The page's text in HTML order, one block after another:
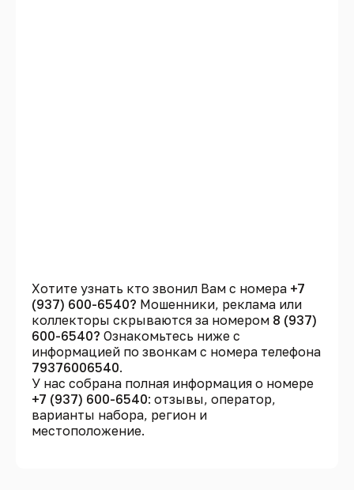
Хотите узнать кто звонил Вам с номера +7
(937) 600-6540? Мошенники, реклама или
коллекторы скрываются за номером 8 (937)
600-6540? Ознакомьтесь ниже с
информацией по звонкам с номера телефона
79376006540.
У нас собрана полная информация о номере
+7 (937) 600-6540: отзывы, оператор,
варианты набора, регион и
местоположение.